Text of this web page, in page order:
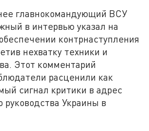
главнокомандующий ВСУ
в интервью указал на
контрнаступления
нехватку техники и
Этот комментарий
расценили как
сигнал критики в адрес
руководства Украины в